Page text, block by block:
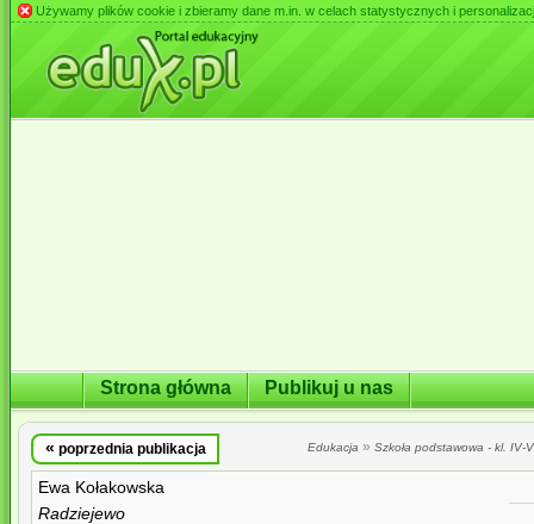
Używamy plików cookie i zbieramy dane m.in. w celach statystycznych i
Strona główna Publikuj u nas
« poprzednia publikacja Edukacja » Szkoła podstawowa - kl. IV-
Ewa Kołakowska
Radziejewo